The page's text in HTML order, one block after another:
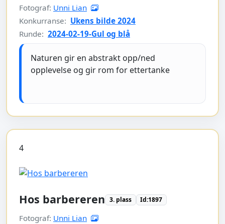
Fotograf: Unni Lian
Konkurranse: Ukens bilde 2024
Runde: 2024-02-19-Gul og blå
Naturen gir en abstrakt opp/ned
opplevelse og gir rom for ettertanke
4
Hos barbereren 3. plass Id:1897
Fotograf: Unni Lian